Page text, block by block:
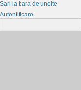
Sari la bara de unelte
Autentificare